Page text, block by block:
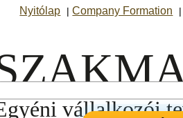
Nyitólap |Company Formation